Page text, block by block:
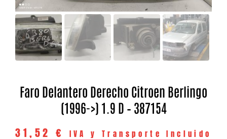
Faro Delantero Derecho Citroen Berlingo
(1996->) 1.9 D – 387154
31,52 € IVA y Transporte Incluido